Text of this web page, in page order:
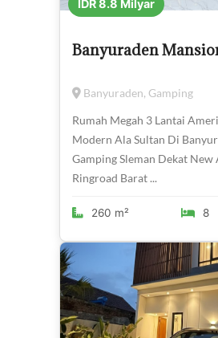
IDR 8.8 Milyar
Banyuraden
Banyuraden, Gamping
Rumah Megah 3 Lantai
Modern Ala Sultan Di
Gamping Sleman Dekat New
Ringroad Barat ...
260 m² 8